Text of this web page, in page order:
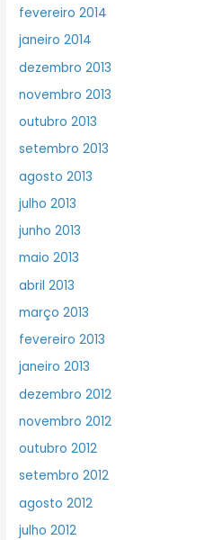
fevereiro 2014
janeiro 2014
dezembro 2013
novembro 2013
outubro 2013
setembro 2013
agosto 2013
julho 2013
junho 2013
maio 2013
abril 2013
março 2013
fevereiro 2013
janeiro 2013
dezembro 2012
novembro 2012
outubro 2012
setembro 2012
agosto 2012
julho 2012